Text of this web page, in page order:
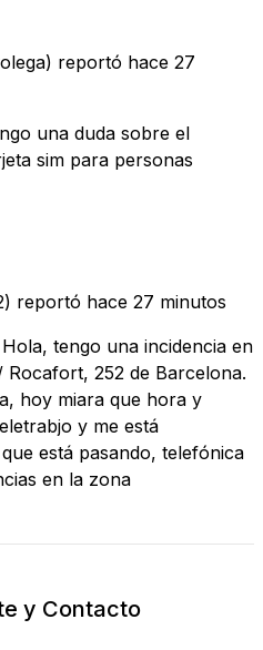
reportó hace 27
una duda sobre el
sim para personas
reportó hace 27 minutos
tengo una incidencia en
252 de Barcelona.
hoy miara que hora y
y me está
está pasando, telefónica
en la zona
y Contacto